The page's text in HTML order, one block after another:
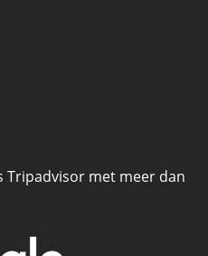
Tripadvisor met meer dan